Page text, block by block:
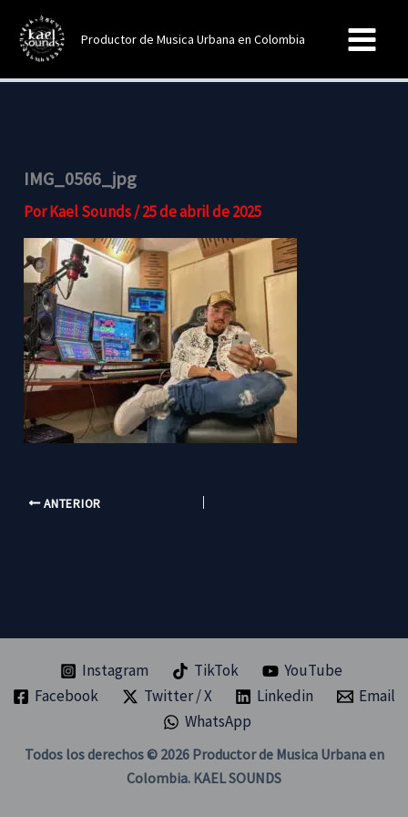
contenido
Productor de Musica Urbana en Colombia
IMG_0566_jpg
PorKael Sounds/25 de abril de 2025
ANTERIOR
Instagram TikTok
YouTube
Facebook
Twitter / X Linkedin
Email
WhatsApp
Todos los derechos © 2026 Productor de Musica Urbana en
Colombia. KAEL SOUNDS